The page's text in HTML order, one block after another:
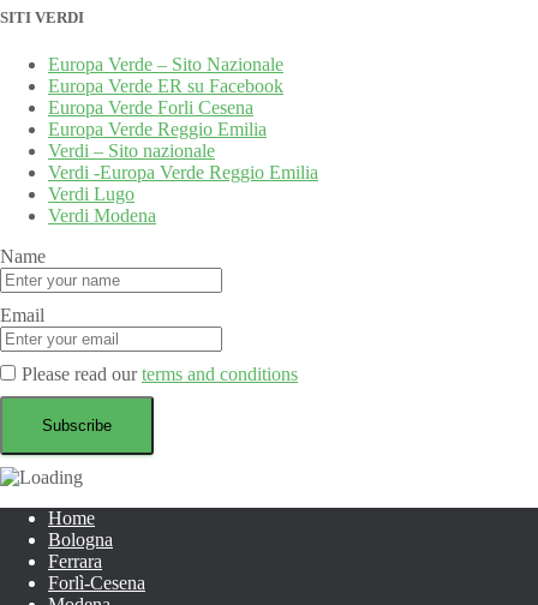
SITI VERDI
Europa Verde – Sito Nazionale
Europa Verde ER su Facebook
Europa Verde Forli Cesena
Europa Verde Reggio Emilia
Verdi – Sito nazionale
Verdi -Europa Verde Reggio Emilia
Verdi Lugo
Verdi Modena
Name
Email
Please read ourterms and conditions
Home
Bologna
Ferrara
Forlì-Cesena